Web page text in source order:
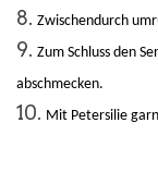
Zwischendurch
Zum Schluss den
abschmecken.
Mit Petersilie